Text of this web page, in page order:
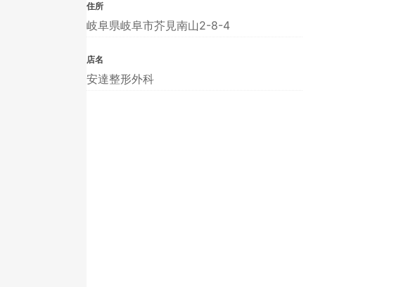
住所
岐阜県岐阜市芥見南山2-8-4
店名
安達整形外科